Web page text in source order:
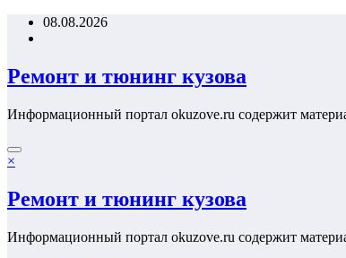
Перейти08.08.2026
Ремонт и тюнинг кузова
Информационный портал okuzove.ru содержит
×
Ремонт и тюнинг кузова
Информационный портал okuzove.ru содержит